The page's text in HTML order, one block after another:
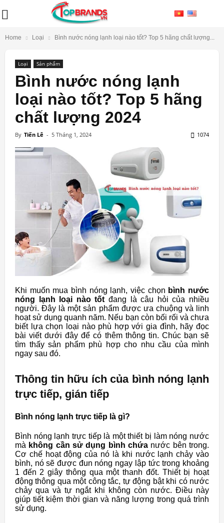
Home Loại Bình nước nóng lạnh loại nào tốt? Top 5 hãng chất lượng...
Loại Sản phẩm
Bình nước nóng lạnh
loại nào tốt? Top 5 hãng
chất lượng 2024
By Tiến Lê - 5 Tháng 1, 2024 1074
Khi muốn mua bình nóng lạnh, việc chọn bình nước
nóng lạnh loại nào tốt đang là câu hỏi của nhiều
người. Đây là một sản phẩm được ưa chuộng và linh
hoạt sử dụng quanh năm. Nếu bạn còn bối rối và chưa
biết lựa chọn loại nào phù hợp với gia đình, hãy đọc
bài viết dưới đây để có thêm thông tin. Chúc bạn sẽ
tìm thấy sản phẩm phù hợp cho nhu cầu của mình
ngay sau đó.
Thông tin hữu ích của bình nóng lạnh
trực tiếp, gián tiếp
Bình nóng lạnh trực tiếp là gì?
Bình nóng lạnh trực tiếp là một thiết bị làm nóng nước
mà không cần sử dụng bình chứa nước bên trong.
Cơ chế hoạt động của nó là khi nước lạnh chảy vào
bình, nó sẽ được đun nóng ngay lập tức trong khoảng
1 đến 2 giây thông qua một thanh đốt. Thiết bị hoạt
động thông qua một công tắc, tự động bật khi có nước
chảy qua và tự ngắt khi không còn nước. Điều này
giúp tiết kiệm thời gian và năng lượng trong quá trình
sử dụng.